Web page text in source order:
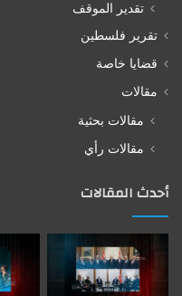
تقدير الموقف
تقرير فلسطين
قضايا خاصة
مقالات
مقالات بحثية
مقالات رأي
أحدث المقالات